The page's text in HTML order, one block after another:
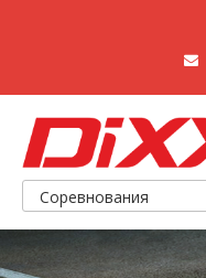
Соревнования